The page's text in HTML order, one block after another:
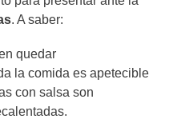
. A saber:
quedar
la comida es apetecible
con salsa son